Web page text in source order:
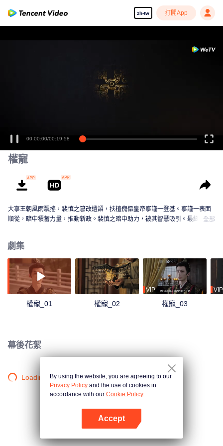
zh-tw 打開App
00:00:00/00:19:58
權寵
大寧王朝風雨飄搖，裴慎之篡改遺詔，扶植傀儡皇帝寧謹一登基。寧謹一表面
順從，暗中積蓄力量，推動新政。裴慎之暗中助力，被其智慧吸引。最終，寧
全部
劇集
權寵_01 權寵_02
VIP
權寵_03
VIP
幕後花絮
Loading…By using the website, you are agreeing to our
Privacy Policy and the use of cookies in
accordance with our Cookie Policy.
Accept